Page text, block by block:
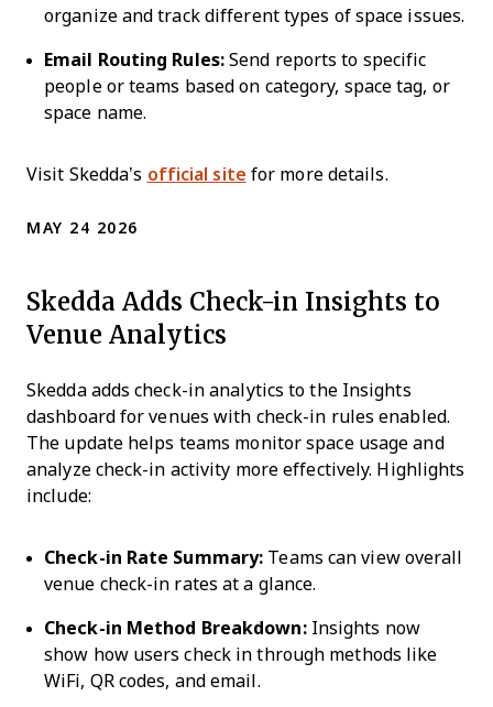
organize and track different types of space issues.
Email Routing Rules: Send reports to specific
people or teams based on category, space tag, or
space name.
Visit Skedda’s official site for more details.
MAY 24 2026
Skedda Adds Check-in Insights to
Venue Analytics
Skedda adds check-in analytics to the Insights
dashboard for venues with check-in rules enabled.
The update helps teams monitor space usage and
analyze check-in activity more effectively. Highlights
include:
Check-in Rate Summary: Teams can view overall
venue check-in rates at a glance.
Check-in Method Breakdown:Insights now
show how users check in through methods like
WiFi, QR codes, and email.